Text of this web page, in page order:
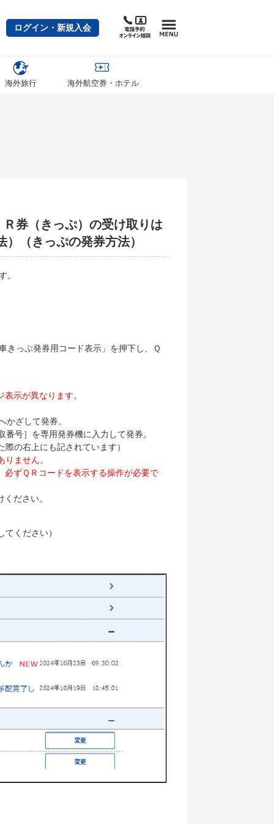
ログイン・新規入会
海外旅行 海外航空券・ホテル
券（きっぷ）の受け取りは
（きっぷの発券方法）
。
きっぷ発券用コード表示」を押下し、Ｑ
示が異なります。
かざして発券。
号］を専用発券機に入力して発券。
の右上にも記されています）
ません。
必ずＱＲコードを表示する操作が必要で
ださい。
ください）